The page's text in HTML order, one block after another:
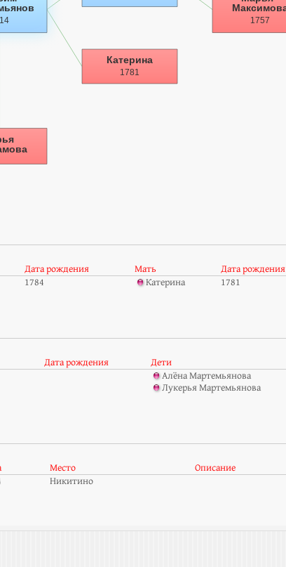
Дата рождения Мать
Дата рождения
1784 Катерина 1781
Дата рождения
Дети
Алёна Мартемьянова
Лукерья Мартемьянова
Место
Описание
Никитино